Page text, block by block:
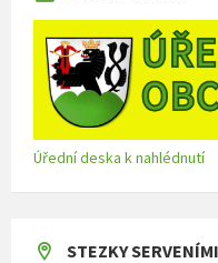
Úřední deska k nahlédnutí
STEZKY